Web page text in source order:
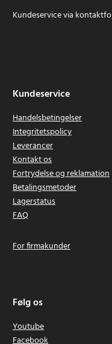
Kundeservice via
Kundeservice
Handelsbetingelser
Integritetspolicy
Leverancer
Kontakt os
Fortrydelse og reklamation
Betalingsmetoder
Lagerstatus
FAQ
For firmakunder
Følg os
Youtube
Facebook